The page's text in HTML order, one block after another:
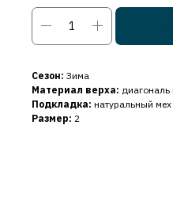
Сезон: Зима
Материал верха:
Подкладка: натуральный
Размер: 2